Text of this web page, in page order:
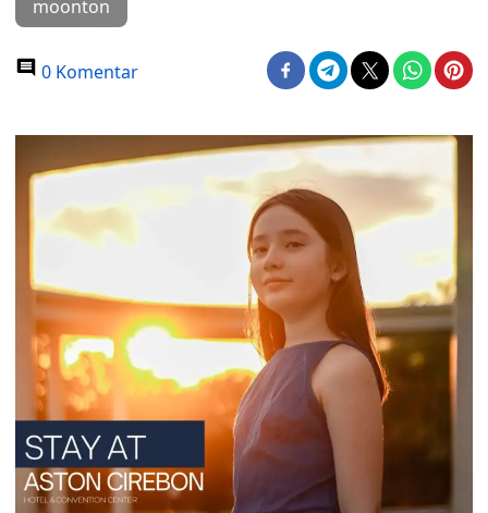
moonton
0 Komentar